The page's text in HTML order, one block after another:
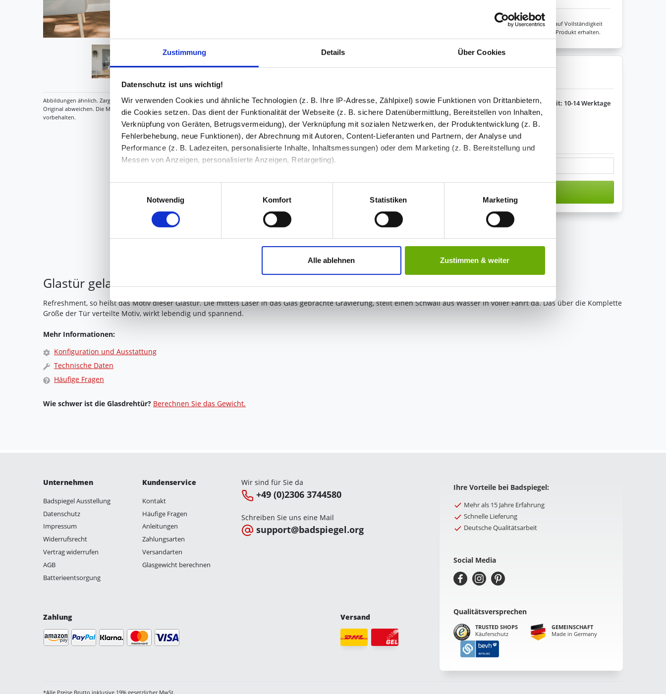
Zustimmung Details Über Cookies
Datenschutz ist uns wichtig!
Wir verwenden Cookies und ähnliche Technologien (z. B. Ihre IP-Adresse, Zählpixel) sowie Funktionen von Drittanbietern,
die Cookies setzen. Das dient der Funktionalität der Webseite (z. B. sichere Datenübermittlung, Bereitstellen von Inhalten,
Verknüpfung von Geräten, Betrugsvermeidung), der Verknüpfung mit sozialen Netzwerken, der Produktentwicklung (z. B.
Fehlerbehebung, neue Funktionen), der Abrechnung mit Autoren, Content-Lieferanten und Partnern, der Analyse und
Performance (z. B. Ladezeiten, personalisierte Inhalte, Inhaltsmessungen) oder dem Marketing (z. B. Bereitstellung und
Messen von Anzeigen, personalisierte Anzeigen, Retargeting).
Die Einzelheiten können Sie unter Datenschutz nachlesen. Über den Link "Cookies" am Seitenende können Sie mehr über
die eingesetzten Technologien und Partner erfahren und die von Ihnen gewünschten Einstellungen vornehmen.
Indem Sie auf den Button "Zustimmen" klicken, willigen Sie in die Verarbeitung Ihrer personenbezogenen Daten zu den
Impressum|Datenschutz
Notwendig
Komfort Statistiken Marketing
Alle ablehnen Zustimmen & weiter
Unsere Experten prüfen jede Konfiguration auf Vollständigkeit
und Kompatibilität. So können Sie sich sicher sein, dass Sie immer ein fehlerfreies Produkt erhalten.
413,58 €
372,22 €
Preis inkl. MwSt zzgl. Versandkosten
Abhängig vomLieferlandkann der Preis variieren.
Lieferzeit: 10-14 Werktage
Glastür gelasert mit Motiv Refreshment
Refreshment, so heißt das Motiv dieser Glastür. Die mittels Laser in das Glas gebrachte Gravierung, stellt einen Schwall aus Wasser in voller Fahrt da. Das über die Komplette
Größe der Tür verteilte Motiv, wirkt lebendig und spannend.
Mehr Informationen:
Konfiguration und Ausstattung
Technische Daten
Häufige Fragen
Wie schwer ist die Glasdrehtür? Berechnen Sie das Gewicht.
Unternehmen
Badspiegel Ausstellung
Datenschutz
Impressum
Widerrufsrecht
Vertrag widerrufen
AGB
Batterieentsorgung
Kundenservice
Kontakt
Häufige Fragen
Anleitungen
Zahlungsarten
Versandarten
Glasgewicht berechnen
Wir sind für Sie da
+49 (0)2306 3744580
Schreiben Sie uns eine Mail
support@badspiegel.org
Zahlung Versand
Ihre Vorteile bei Badspiegel:
Mehr als 15 Jahre Erfahrung
Schnelle Lieferung
Deutsche Qualitätsarbeit
Social Media
Qualitätsversprechen
TRUSTED SHOPS
Käuferschutz
GEMEINSCHAFT
Made in Germany
*Alle Preise Brutto inklusive 19% gesetzlicher MwSt.